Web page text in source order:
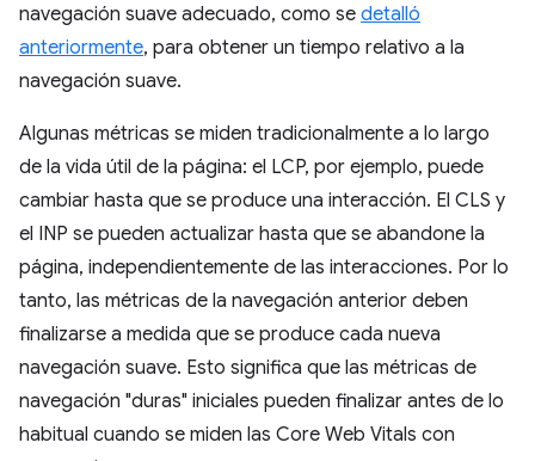
navegación suave adecuado, como se detalló
anteriormente, para obtener un tiempo relativo a la
navegación suave.
Algunas métricas se miden tradicionalmente a lo largo
de la vida útil de la página: el LCP, por ejemplo, puede
cambiar hasta que se produce una interacción. El CLS y
el INP se pueden actualizar hasta que se abandone la
página, independientemente de las interacciones. Por lo
tanto, las métricas de la navegación anterior deben
finalizarse a medida que se produce cada nueva
navegación suave. Esto significa que las métricas de
navegación "duras" iniciales pueden finalizar antes de lo
habitual cuando se miden las Core Web Vitals con